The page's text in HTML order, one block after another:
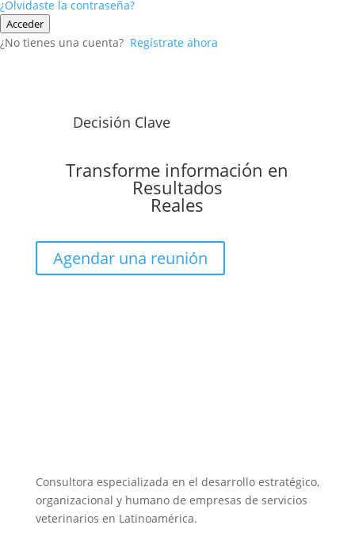
¿Olvidaste la contraseña?
Acceder
¿No tienes una cuenta? Regístrate ahora
Decisión Clave
Transforme información en
Resultados
Reales
Agendar una reunión
Consultora especializada en el desarrollo estratégico,
organizacional y humano de empresas de servicios
veterinarios en Latinoamérica.